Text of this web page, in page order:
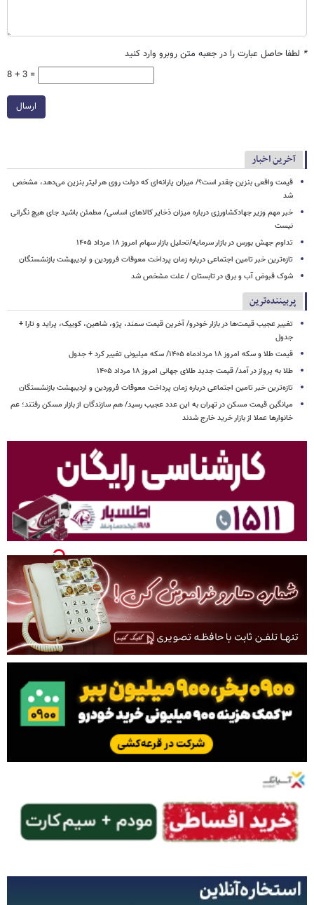
* لطفا حاصل عبارت را در جعبه متن روبرو وارد کنید
8 + 3 =
ارسال
آخرین اخبار
قیمت واقعی بنزین چقدر است؟/ میزان یارانه‌ای که دولت روی هر لیتر بنزین می‌دهد، مشخص
شد
خبر مهم وزیر جهادکشاورزی درباره میزان ذخایر کالاهای اساسی/ مطمئن باشید جای هیچ نگرانی
نیست
تداوم جهش بورس در بازار سرمایه/تحلیل بازار سهام امروز ۱۸ مرداد ۱۴۰۵
تازه‌ترین خبر تامین اجتماعی درباره زمان پرداخت معوقات فروردین و اردیبهشت بازنشستگان
شوک قبوض آب و برق در تابستان / علت مشخص شد
پربیننده‌ترین
تغییر عجیب قیمت‌ها در بازار خودرو/ آخرین قیمت سمند، پژو، شاهین، کوییک، پراید و تارا +
جدول
قیمت طلا و سکه امروز ۱۸ مردادماه ۱۴۰۵/ سکه میلیونی تغییر کرد + جدول
طلا به پرواز در آمد/ قیمت جدید طلای جهانی امروز ۱۸ مرداد ۱۴۰۵
تازه‌ترین خبر تامین اجتماعی درباره زمان پرداخت معوقات فروردین و اردیبهشت بازنشستگان
میانگین قیمت مسکن در تهران به این عدد عجیب رسید/ هم سازندگان از بازار مسکن رفتند؛ عم
خانوارها عملا از بازار خرید خارج شدند